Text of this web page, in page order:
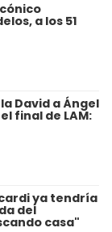
a los 51
David a Ángel
final de LAM:
ya tendría
del
casa"